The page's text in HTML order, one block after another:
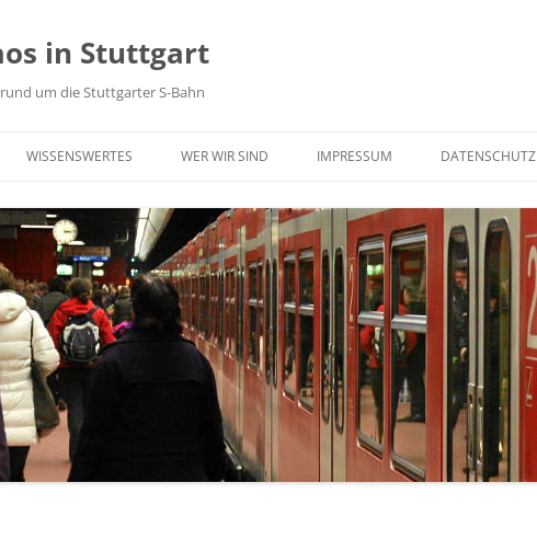
in Stuttgart
um die Stuttgarter S-Bahn
WISSENSWERTES WER WIR SIND IMPRESSUM DATENSCHUTZ